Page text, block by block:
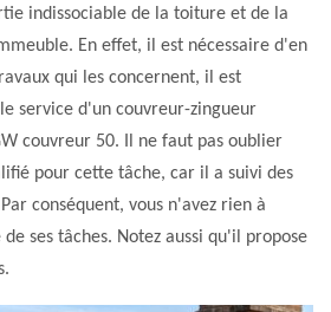
indissociable de la toiture et de la
En effet, il est nécessaire d'en
qui les concernent, il est
service d'un couvreur-zingueur
couvreur 50. Il ne faut pas oublier
pour cette tâche, car il a suivi des
conséquent, vous n'avez rien à
ses tâches. Notez aussi qu'il propose